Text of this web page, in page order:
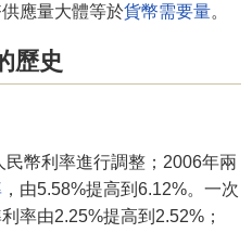
供應量大體等於貨幣需要量。
歷史
幣利率進行調整；2006年兩
，由5.58%提高到6.12%。一次
率由2.25%提高到2.52%；